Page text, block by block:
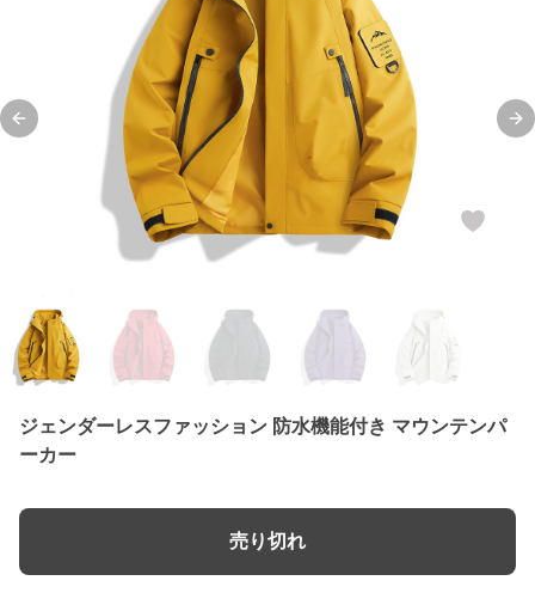
Previous slide
ジェンダーレスファッション 防水機能付き マウンテンパ
ーカー
売り切れ